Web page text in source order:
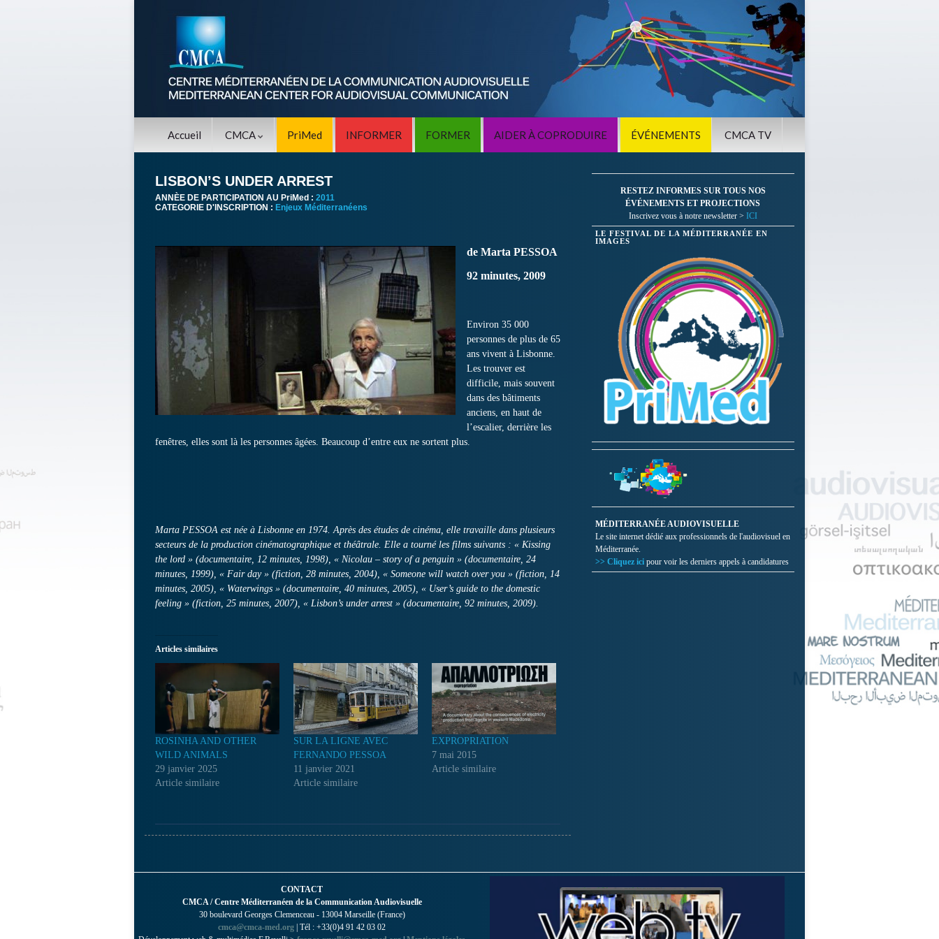
Accueil CMCA PriMed INFORMER FORMER AIDER À COPRODUIRE ÉVÉNEMENTS CMCA TV
LISBON’S UNDER ARREST
ANNÈE DE PARTICIPATION AU PriMed : 2011
CATEGORIE D'INSCRIPTION : Enjeux Méditerranéens
de Marta PESSOA
92 minutes, 2009
Environ 35 000
personnes de plus de 65
ans vivent à Lisbonne.
Les trouver est
difficile, mais souvent
dans des bâtiments
anciens, en haut de
l’escalier, derrière les
fenêtres, elles sont là les personnes âgées. Beaucoup d’entre eux ne sortent plus.
Marta PESSOA est née à Lisbonne en 1974. Après des études de cinéma, elle travaille dans plusieurs
secteurs de la production cinématographique et théâtrale. Elle a tourné les films suivants : « Kissing
the lord » (documentaire, 12 minutes, 1998), « Nicolau – story of a penguin » (documentaire, 24
minutes, 1999), « Fair day » (fiction, 28 minutes, 2004), « Someone will watch over you » (fiction, 14
minutes, 2005), « Waterwings » (documentaire, 40 minutes, 2005), « User’s guide to the domestic
feeling » (fiction, 25 minutes, 2007), « Lisbon’s under arrest » (documentaire, 92 minutes, 2009).
Articles similaires
ROSINHA AND OTHER
WILD ANIMALS
29 janvier 2025
Article similaire
SUR LA LIGNE AVEC
FERNANDO PESSOA
11 janvier 2021
Article similaire
EXPROPRIATION
7 mai 2015
Article similaire
RESTEZ INFORMES SUR TOUS NOS
ÉVÉNEMENTS ET PROJECTIONS
Inscrivez vous à notre newsletter > ICI
LE FESTIVAL DE LA MÉDITERRANÉE EN
IMAGES
MÉDITERRANÉE AUDIOVISUELLE
Le site internet dédié aux professionnels de l'audiovisuel en
Méditerranée.
>> Cliquez ici pour voir les derniers appels à candidatures
CONTACT
CMCA / Centre Méditerranéen de la Communication Audiovisuelle
30 boulevard Georges Clemenceau - 13004 Marseille (France)
cmca@cmca-med.org | Tél : +33(0)4 91 42 03 02